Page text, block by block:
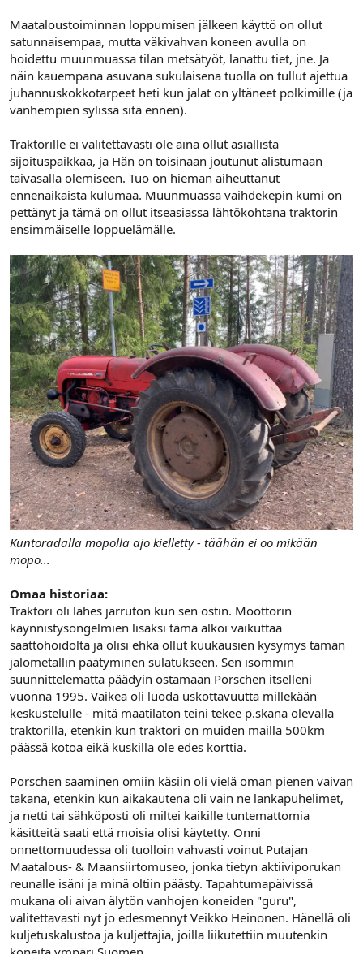
Maataloustoiminnan loppumisen jälkeen käyttö on ollut
satunnaisempaa, mutta väkivahvan koneen avulla on
hoidettu muunmuassa tilan metsätyöt, lanattu tiet, jne. Ja
näin kauempana asuvana sukulaisena tuolla on tullut ajettua
juhannuskokkotarpeet heti kun jalat on yltäneet polkimille (ja
vanhempien sylissä sitä ennen).
Traktorille ei valitettavasti ole aina ollut asiallista
sijoituspaikkaa, ja Hän on toisinaan joutunut alistumaan
taivasalla olemiseen. Tuo on hieman aiheuttanut
ennenaikaista kulumaa. Muunmuassa vaihdekepin kumi on
pettänyt ja tämä on ollut itseasiassa lähtökohtana traktorin
ensimmäiselle loppuelämälle.
Kuntoradalla mopolla ajo kielletty - täähän ei oo mikään
mopo...
Omaa historiaa:
Traktori oli lähes jarruton kun sen ostin. Moottorin
käynnistysongelmien lisäksi tämä alkoi vaikuttaa
saattohoidolta ja olisi ehkä ollut kuukausien kysymys tämän
jalometallin päätyminen sulatukseen. Sen isommin
suunnittelematta päädyin ostamaan Porschen itselleni
vuonna 1995. Vaikea oli luoda uskottavuutta millekään
keskustelulle - mitä maatilaton teini tekee p.skana olevalla
traktorilla, etenkin kun traktori on muiden mailla 500km
päässä kotoa eikä kuskilla ole edes korttia.
Porschen saaminen omiin käsiin oli vielä oman pienen vaivan
takana, etenkin kun aikakautena oli vain ne lankapuhelimet,
ja netti tai sähköposti oli miltei kaikille tuntemattomia
käsitteitä saati että moisia olisi käytetty. Onni
onnettomuudessa oli tuolloin vahvasti voinut Putajan
Maatalous- & Maansiirtomuseo, jonka tietyn aktiiviporukan
reunalle isäni ja minä oltiin päästy. Tapahtumapäivissä
mukana oli aivan älytön vanhojen koneiden "guru",
valitettavasti nyt jo edesmennyt Veikko Heinonen. Hänellä oli
kuljetuskalustoa ja kuljettajia, joilla liikutettiin muutenkin